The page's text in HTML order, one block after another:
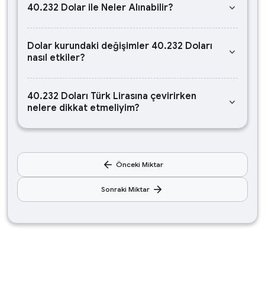
40.232 Dolar ile Neler Alınabilir? keyboard_arrow_down
Dolar kurundaki değişimler 40.232 Doları
nasıl etkiler?
keyboard_arrow_down
40.232 Doları Türk Lirasına çevirirken
nelere dikkat etmeliyim?
keyboard_arrow_down
arrow_back Önceki Miktar
Sonraki Miktar arrow_forward